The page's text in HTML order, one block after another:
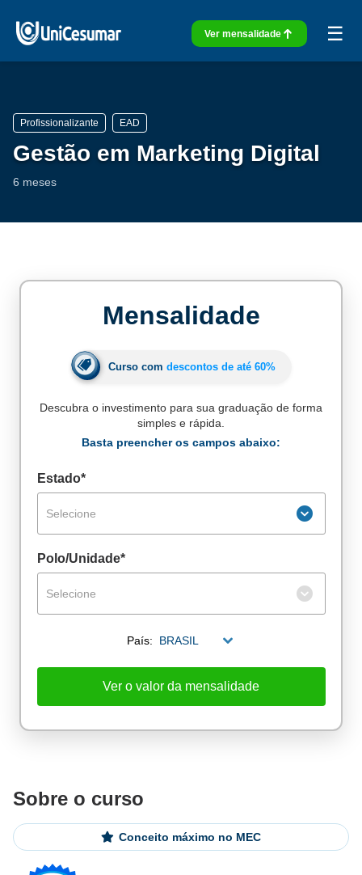
Ver mensalidade ☰
Profissionalizante EAD
Gestão em Marketing Digital
6 meses
Sobre o curso
Conceito máximo no MEC
De alunos empregados
Mensalidade
Curso com descontos de até 60%
Descubra o investimento para sua graduação de forma
simples e rápida.
Basta preencher os campos abaixo:
Estado*
Selecione
Polo/Unidade*
Selecione
País: BRASIL
Ver o valor da mensalidade